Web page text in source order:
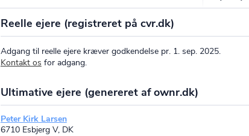
Reelle ejere (registreret på cvr.dk)
Adgang til reelle ejere kræver godkendelse pr. 1. sep. 2025.
Kontakt os for adgang.
Ultimative ejere (genereret af ownr.dk)
Peter Kirk Larsen
6710 Esbjerg V, DK